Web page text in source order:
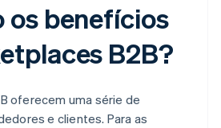
os benefícios
B2B?
oferecem uma série de
e clientes. Para as